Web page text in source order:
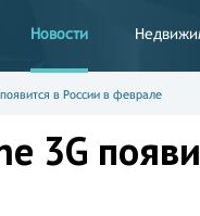
Новости
в России в феврале
3G